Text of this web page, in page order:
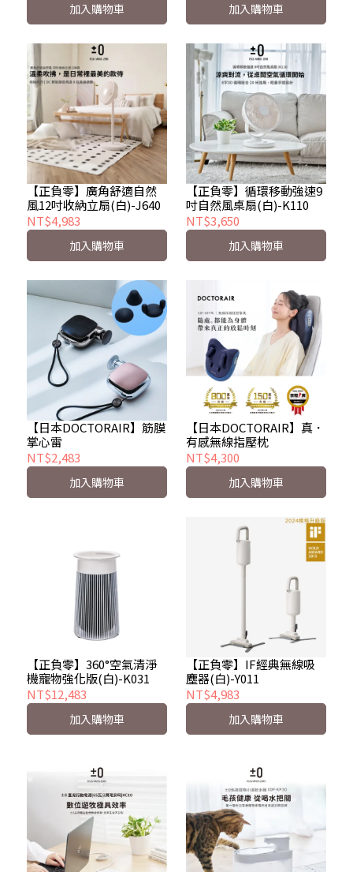
加入購物車 加入購物車
【正負零】廣角舒適自然
風12吋收納立扇(白)-J640
NT$4,983
加入購物車
【正負零】循環移動強速9
吋自然風桌扇(白)-K110
NT$3,650
加入購物車
【日本DOCTORAIR】筋膜
掌心雷
NT$2,483
加入購物車
【日本DOCTORAIR】真．
有感無線指壓枕
NT$4,300
加入購物車
【正負零】360°空氣清淨
機寵物強化版(白)-K031
NT$12,483
加入購物車
【正負零】IF經典無線吸
塵器(白)-Y011
NT$4,983
加入購物車